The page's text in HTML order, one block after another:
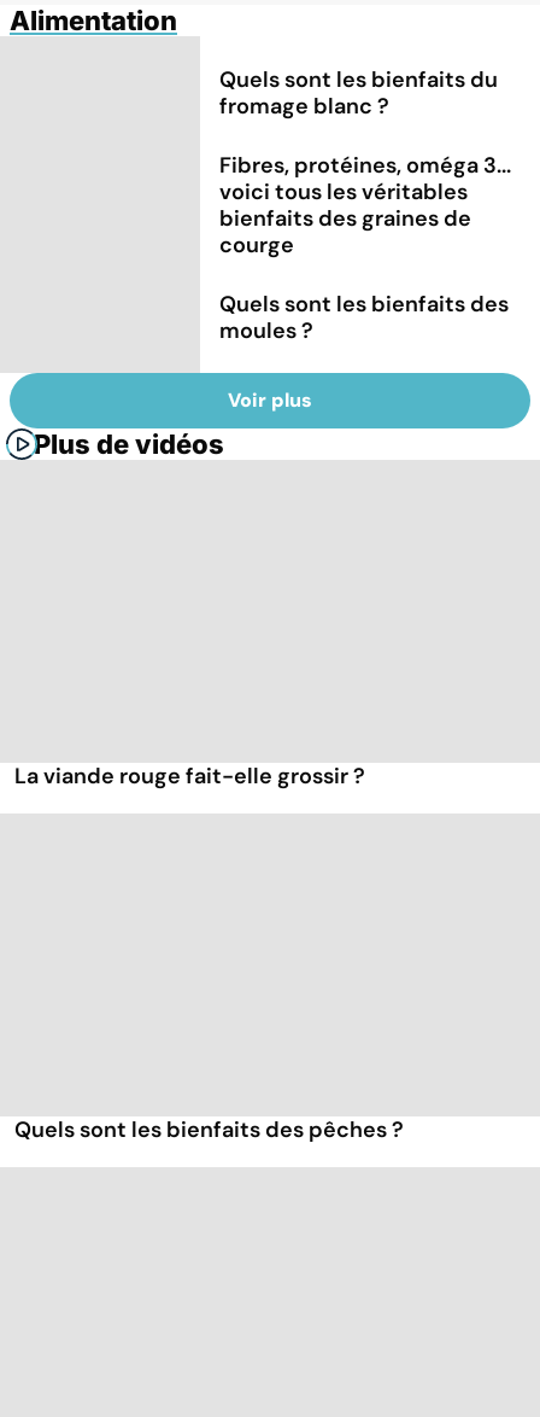
Alimentation
Quels sont les bienfaits du
fromage blanc ?
Fibres, protéines, oméga 3...
voici tous les véritables
bienfaits des graines de
courge
Quels sont les bienfaits des
moules ?
Voir plus
Plus de vidéos
La viande rouge fait-elle grossir ?
Quels sont les bienfaits des pêches ?